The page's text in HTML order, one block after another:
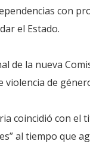
con
el Estado.
de la nueva
violencia de
coincidió con el
al tiempo que